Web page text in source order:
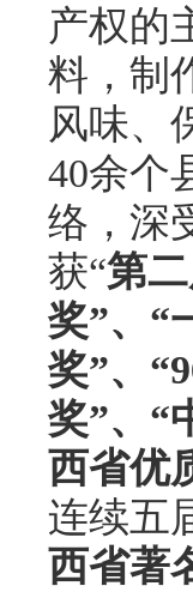
产权的
料，制
风味、
40余个
络，深
获“第
奖”、 “
奖”、
奖”、 “
西省优
连续五
西省著